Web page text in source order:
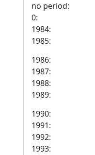
no period:
0:
1984:
1985:
1986:
1987:
1988:
1989:
1990:
1991:
1992:
1993: